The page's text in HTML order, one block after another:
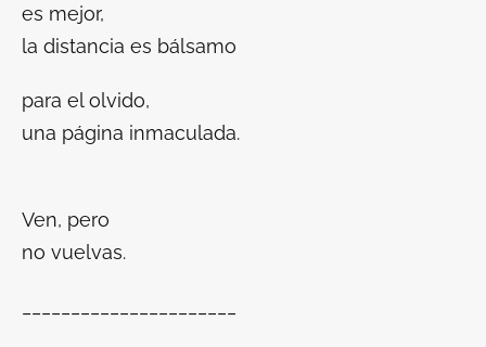
es mejor,
la distancia es bálsamo
para el olvido,
una página inmaculada.
Ven, pero
no vuelvas.